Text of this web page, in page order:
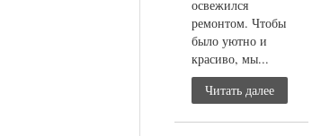
освежился
ремонтом. Чтобы
было уютно и
красиво, мы...
Читать далее